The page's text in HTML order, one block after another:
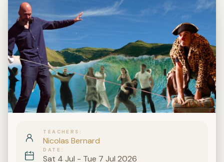
TEACHERS
Nicolas Bernard
DATE
Sat 4 Jul - Tue 7 Jul 2026